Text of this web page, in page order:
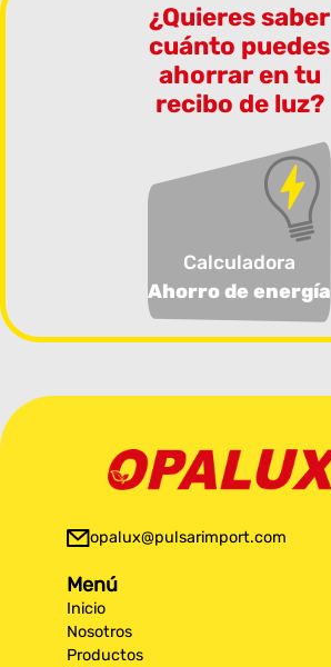
¿Quieres saber
cuánto puedes
ahorrar en tu
recibo de luz?
Calculadora
Ahorro de energía
opalux@pulsarimport.com
Menú
Inicio
Nosotros
Productos